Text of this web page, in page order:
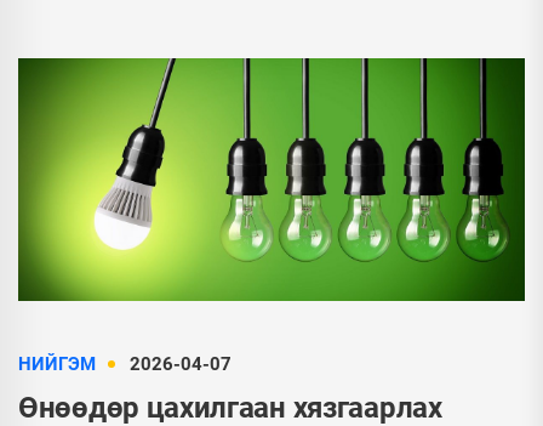
НИЙГЭМ 2026-04-07
Өнөөдөр цахилгаан хязгаарлах